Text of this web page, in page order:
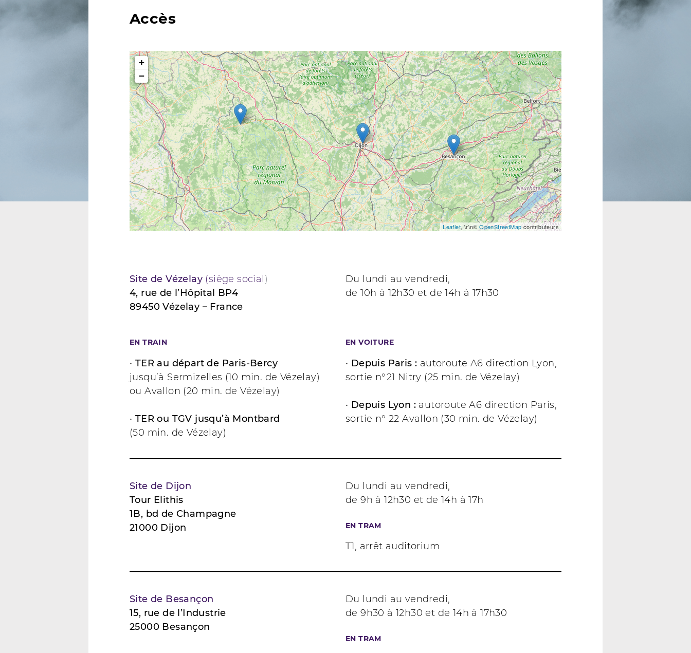
Accès
+
−
Leaflet, \r\n©OpenStreetMapcontributeurs
Site de Vézelay (siège social)
4, rue de l’Hôpital BP4
89450 Vézelay – France
Du lundi au vendredi,
de 10h à 12h30 et de 14h à 17h30
EN TRAIN
• TER au départ de Paris-Bercy
jusqu’à Sermizelles (10 min. de Vézelay)
ou Avallon (20 min. de Vézelay)
• TER ou TGV jusqu’à Montbard
(50 min. de Vézelay)
EN VOITURE
• Depuis Paris : autoroute A6 direction Lyon,
sortie n°21 Nitry (25 min. de Vézelay)
• Depuis Lyon : autoroute A6 direction Paris,
sortie n° 22 Avallon (30 min. de Vézelay)
Site de Dijon
Tour Elithis
1B, bd de Champagne
21000 Dijon
Du lundi au vendredi,
de 9h à 12h30 et de 14h à 17h
EN TRAM
T1, arrêt auditorium
Site de Besançon
15, rue de l’Industrie
25000 Besançon
Du lundi au vendredi,
de 9h30 à 12h30 et de 14h à 17h30
EN TRAM